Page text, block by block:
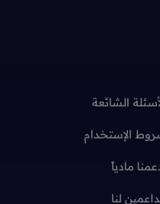
الشائعة
الإستخدام
مادياً
لنا